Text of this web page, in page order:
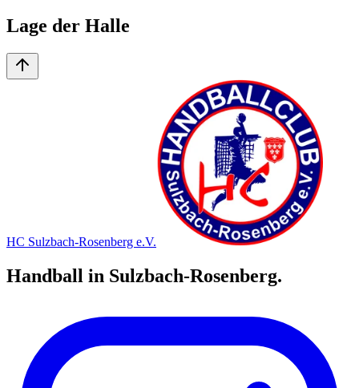
Lage der Halle
HC Sulzbach-Rosenberg e.V.
Handball in Sulzbach-Rosenberg.